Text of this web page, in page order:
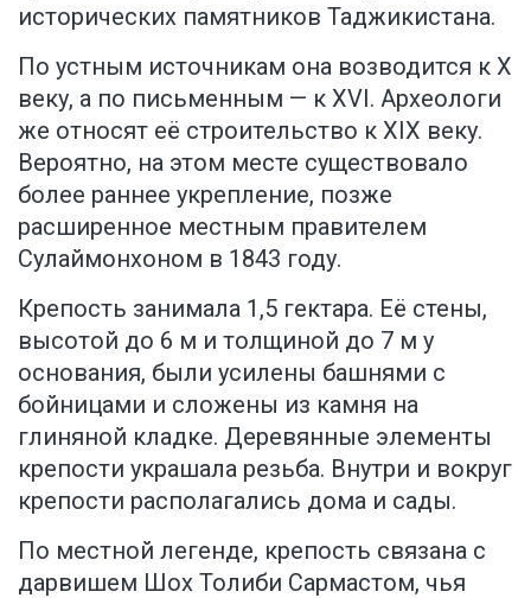
исторических памятников Таджикистана.
По устным источникам она возводится к X
веку, а по письменным — к XVI. Археологи
же относят её строительство к XIX веку.
Вероятно, на этом месте существовало
более раннее укрепление, позже
расширенное местным правителем
Сулаймонхоном в 1843 году.
Крепость занимала 1,5 гектара. Её стены,
высотой до 6 м и толщиной до 7 м у
основания, были усилены башнями с
бойницами и сложены из камня на
глиняной кладке. Деревянные элементы
крепости украшала резьба. Внутри и вокруг
крепости располагались дома и сады.
По местной легенде, крепость связана с
дарвишем Шох Толиби Сармастом, чья